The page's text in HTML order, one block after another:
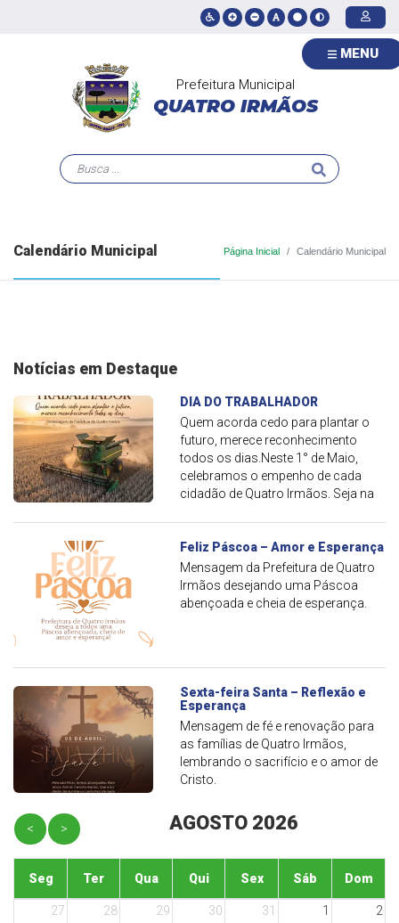
Prefeitura Municipal
QUATRO IRMÃOS
MENU
Calendário Municipal Página Inicial Calendário Municipal
< > AGOSTO 2026
Seg Ter Qua Qui Sex Sáb Dom
27 28 29 30 31 1 2
Notícias em Destaque
DIA DO TRABALHADOR
Quem acorda cedo para plantar o
futuro, merece reconhecimento
todos os dias. ​Neste 1° de Maio,
celebramos o empenho de cada
cidadão de Quatro Irmãos. Seja na
públicos: é o seu trabalho diário que
faz nosso município prosperar. A
Prefeitura agradece e parabeniza a
todos por fazerem a diferença!
Feliz Páscoa – Amor e Esperança
Mensagem da Prefeitura de Quatro
Irmãos desejando uma Páscoa
abençoada e cheia de esperança.
Sexta-feira Santa – Reflexão e
Esperança
Mensagem de fé e renovação para
as famílias de Quatro Irmãos,
lembrando o sacrifício e o amor de
Cristo.